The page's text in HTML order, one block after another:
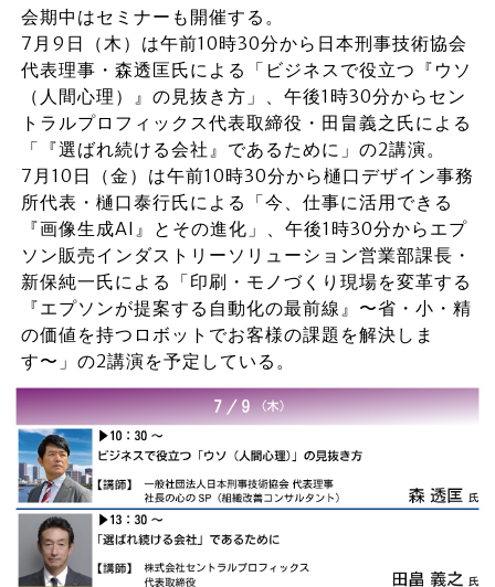
会期中はセミナーも開催する。
7月9日（木）は午前10時30分から日本刑事技術協会
代表理事・森透匡氏による「ビジネスで役立つ『ウソ
（人間心理）』の見抜き方」、午後1時30分からセン
トラルプロフィックス代表取締役・田畠義之氏による
「『選ばれ続ける会社』であるために」の2講演。
7月10日（金）は午前10時30分から樋口デザイン事務
所代表・樋口泰行氏による「今、仕事に活用できる
『画像生成AI』とその進化」、午後1時30分からエプ
ソン販売インダストリーソリューション営業部課長・
新保純一氏による「印刷・モノづくり現場を変革する
『エプソンが提案する自動化の最前線』〜省・小・精
の価値を持つロボットでお客様の課題を解決しま
す〜」の2講演を予定している。